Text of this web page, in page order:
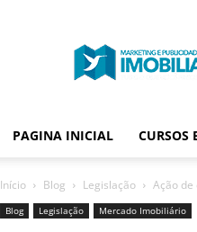
PAGINA INICIAL CURSOS
Início Blog Legislação Ação de
Blog Legislação Mercado Imobiliário